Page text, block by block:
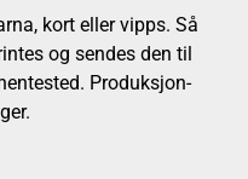
kort eller vipps. Så
og sendes den til
Produksjon-